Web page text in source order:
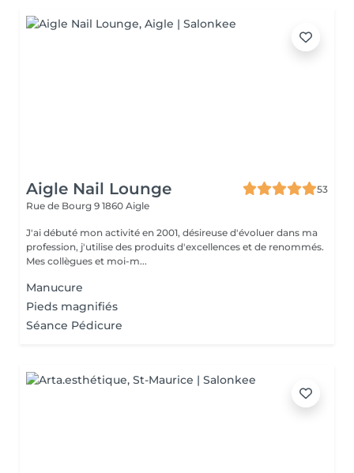
Aigle Nail Lounge
53
Rue de Bourg 9 1860 Aigle
J'ai débuté mon activité en 2001, désireuse d'évoluer dans ma
profession, j'utilise des produits d'excellences et de renommés.
Mes collègues et moi-m...
Manucure
Pieds magnifiés
Séance Pédicure